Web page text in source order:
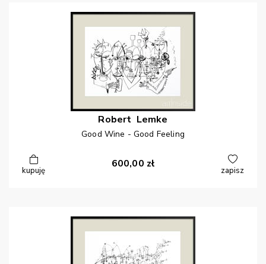
Robert Lemke
Good Wine - Good Feeling
kupuję
600,00 zł
zapisz